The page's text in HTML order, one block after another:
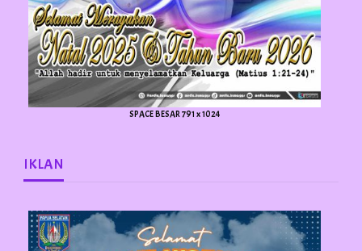
SPACE BESAR 791 x 1024
IKLAN